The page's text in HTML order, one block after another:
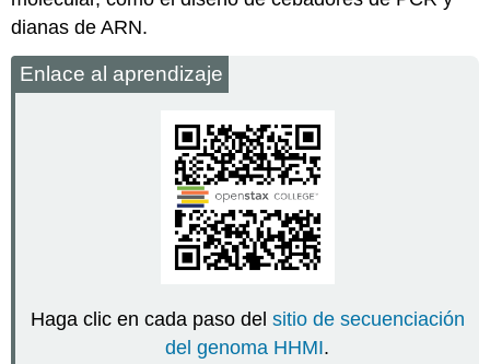
dianas de ARN.
Enlace al aprendizaje
Haga clic en cada paso del sitio de secuenciación
del genoma HHMI.